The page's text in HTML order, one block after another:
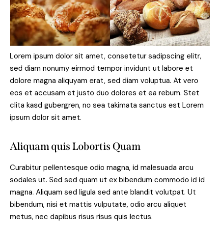
Lorem ipsum dolor sit amet, consetetur sadipscing elitr,
sed diam nonumy eirmod tempor invidunt ut labore et
dolore magna aliquyam erat, sed diam voluptua. At vero
eos et accusam et justo duo dolores et ea rebum. Stet
clita kasd gubergren, no sea takimata sanctus est Lorem
ipsum dolor sit amet.
Aliquam quis Lobortis Quam
Curabitur pellentesque odio magna, id malesuada arcu
sodales ut. Sed sed quam ut ex bibendum commodo id id
magna. Aliquam sed ligula sed ante blandit volutpat. Ut
bibendum, nisi et mattis vulputate, odio arcu aliquet
metus, nec dapibus risus risus quis lectus.